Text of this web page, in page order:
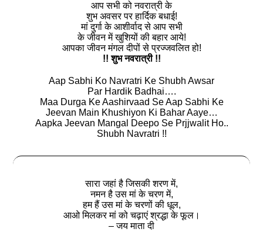
आप सभी को नवरात्री के
शुभ अवसर पर हार्दिक बधाई!
मां दुर्गा के आशीर्वाद से आप सभी
के जीवन में खुशियों की बहार आये!
आपका जीवन मंगल दीपों से प्रज्जवलित हो!
!! शुभ नवरात्री !!
Aap Sabhi Ko Navratri Ke Shubh Awsar
Par Hardik Badhai….
Maa Durga Ke Aashirvaad Se Aap Sabhi Ke
Jeevan Main Khushiyon Ki Bahar Aaye…
Aapka Jeevan Mangal Deepo Se Prjjwalit Ho..
Shubh Navratri !!
सारा जहां है जिसकी शरण में,
नमन है उस मां के चरण में,
हम हैं उस मां के चरणों की धूल,
आओ मिलकर मां को चढ़ाएं श्रद्धा के फूल।
– जय माता दी